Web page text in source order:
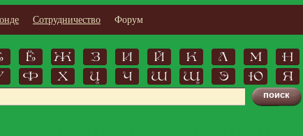
Сотрудничество Форум
Ё Ж З И Й К Л М
Н
Ф Х Ц Ч Ш Щ Э Ю Я